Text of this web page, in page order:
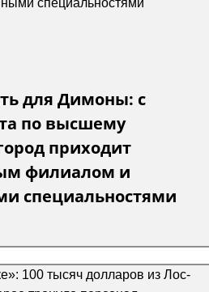
для Димоны: с
по высшему
приходит
филиалом и
специальностями